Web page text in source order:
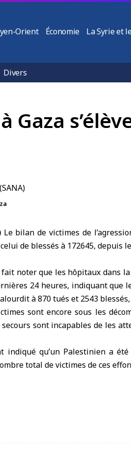
Orient Économie La Syrie et
Divers
Le bilan de victimes de
de blessés à 172645, depuis
noter que les hôpitaux dans
24 heures, indiquant que
à 870 tués et 2543 blessés,
sont encore sous les
secours sont incapables de les
indiqué qu’un Palestinien a
total de victimes de ces